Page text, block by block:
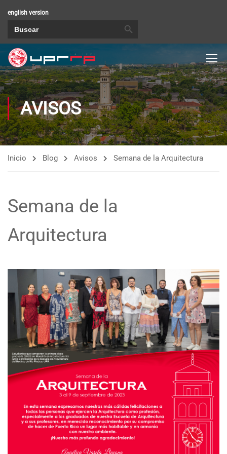
english version
AVISOS
Inicio Blog Avisos Semana de la Arquitectura
Semana de la
Arquitectura